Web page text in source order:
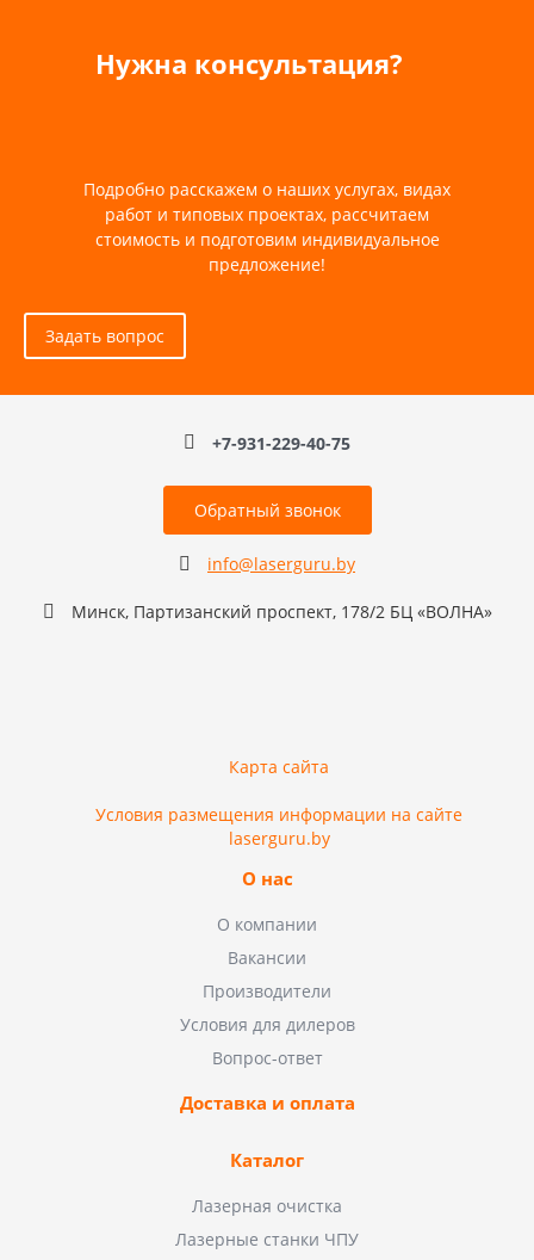
Нужна консультация?
Подробно расскажем о наших услугах, видах
работ и типовых проектах, рассчитаем
стоимость и подготовим индивидуальное
предложение!
Задать вопрос
+7-931-229-40-75
Обратный звонок
info@laserguru.by
Минск, Партизанский проспект, 178/2 БЦ «ВОЛНА»
Карта сайта
Условия размещения информации на сайте
laserguru.by
О нас
О компании
Вакансии
Производители
Условия для дилеров
Вопрос-ответ
Доставка и оплата
Каталог
Лазерная очистка
Лазерные станки ЧПУ